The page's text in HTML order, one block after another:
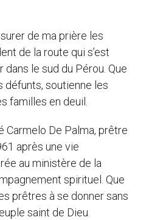
de ma prière les
de la route qui s’est
le sud du Pérou. Que
défunts, soutienne les
familles en deuil.
Carmelo De Palma, prêtre
après une vie
au ministère de la
spirituel. Que
prêtres à se donner sans
saint de Dieu.